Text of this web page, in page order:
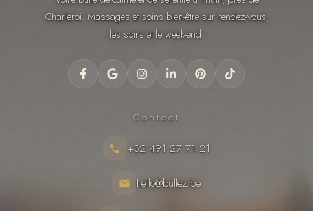
Charleroi. Massages et soins bien-être sur rendez-vous,
les soirs et le week-end.
Contact
+32 491 27 71 21
hello@bullez.be